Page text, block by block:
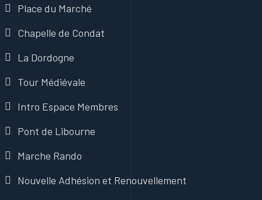
Place du Marché
Chapelle de Condat
La Dordogne
Tour Médiévale
Intro Espace Membres
Pont de Libourne
Marche Rando
Nouvelle Adhésion et Renouvellement